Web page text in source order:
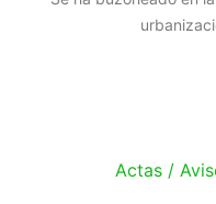
Actas /